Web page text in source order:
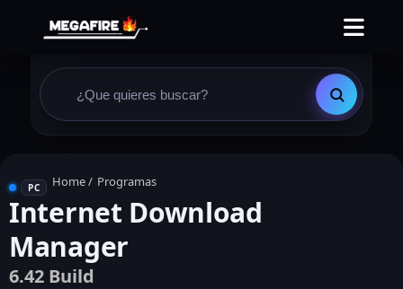
PC Home/ Programas
Internet Download
Manager
6.42 Build